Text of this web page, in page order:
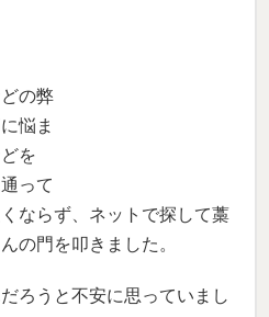
の弊
悩ま
を
って
なら
すがる思いで快晴さんの門